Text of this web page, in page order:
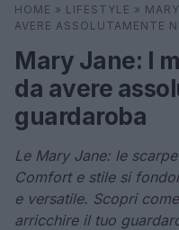
Cerca
HOME » LIFESTYLE »
AVERE ASSOLUTAMENTE
Mary Jane: I
da avere
guardaroba
Le Mary Jane: le
Comfort e stile si
e versatile. Scopri
arricchire il tuo